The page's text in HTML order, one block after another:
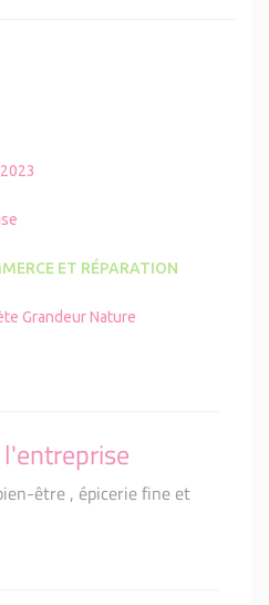
ET RÉPARATION
Grandeur Nature
être , épicerie fine et